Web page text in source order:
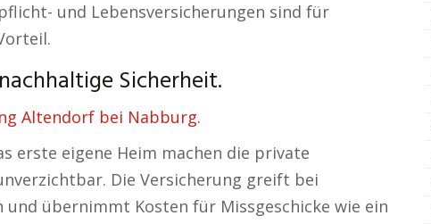
und Lebensversicherungen sind für
Sicherheit.
Altendorf bei Nabburg.
erste eigene Heim machen die private
Die Versicherung greift bei
übernimmt Kosten für Missgeschicke wie ein